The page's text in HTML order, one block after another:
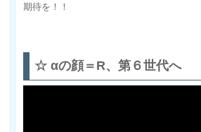
期待を！！
☆ αの顔＝R、第６世代へ